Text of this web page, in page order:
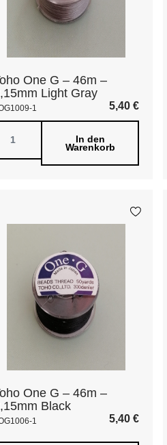
One G – 46m –
Light Gray
1 5,40 €
In den
Warenkorb
One G – 46m –
Black
1 5,40 €